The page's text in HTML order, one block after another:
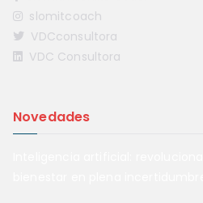
slomitcoach
VDCconsultora
VDC Consultora
Novedades